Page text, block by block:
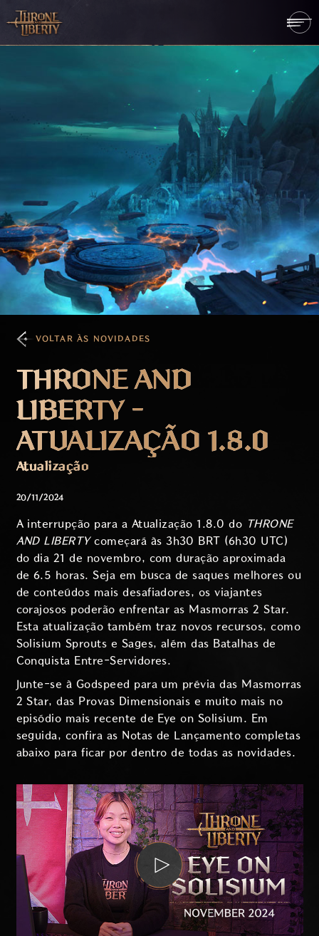
VOLTAR ÀS NOVIDADES
THRONE AND
LIBERTY -
ATUALIZAÇÃO 1.8.0
Atualização
20/11/2024
A interrupção para a Atualização 1.8.0 do THRONE
AND LIBERTYcomeçará às 3h30 BRT (6h30 UTC)
do dia 21 de novembro, com duração aproximada
de 6.5 horas. Seja em busca de saques melhores ou
de conteúdos mais desafiadores, os viajantes
corajosos poderão enfrentar as Masmorras 2 Star.
Esta atualização também traz novos recursos, como
Solisium Sprouts e Sages, além das Batalhas de
Conquista Entre-Servidores.
Junte-se à Godspeed para um prévia das Masmorras
2 Star, das Provas Dimensionais e muito mais no
episódio mais recente de Eye on Solisium. Em
seguida, confira as Notas de Lançamento completas
abaixo para ficar por dentro de todas as novidades.